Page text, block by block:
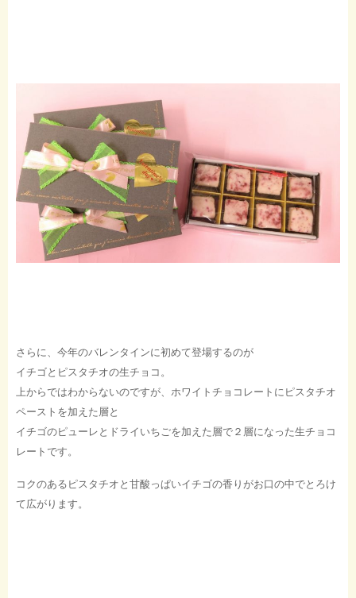
さらに、今年のバレンタインに初めて登場するのが
イチゴとピスタチオの生チョコ。
上からではわからないのですが、ホワイトチョコレートにピスタチオ
ペーストを加えた層と
イチゴのピューレとドライいちごを加えた層で２層になった生チョコ
レートです。
コクのあるピスタチオと甘酸っぱいイチゴの香りがお口の中でとろけ
て広がります。